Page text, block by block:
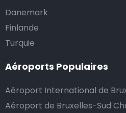
une liste des aéroports où nos
24 heures sur 24 et 7 jours sur
passe de la manière la plus
rapide possible. Si notre
Danemark
Finlande
Turquie
Aéroports Populaires
Aéroport International de
Aéroport de Bruxelles-Sud